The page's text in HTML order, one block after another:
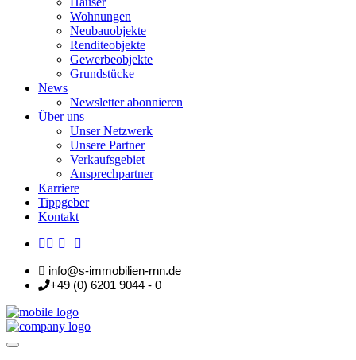
Wohnungen
Neubauobjekte
Renditeobjekte
Gewerbeobjekte
Grundstücke
News
Newsletter abonnieren
Über uns
Unser Netzwerk
Unsere Partner
Verkaufsgebiet
Ansprechpartner
Karriere
Tippgeber
Kontakt
info@s-immobilien-rnn.de
+49 (0) 6201 9044 - 0